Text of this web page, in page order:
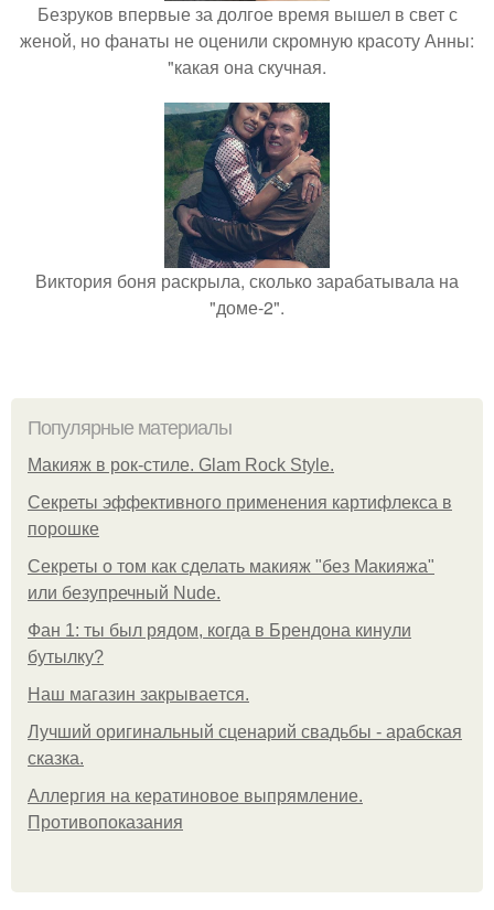
Безруков впервые за долгое время вышел в свет с
женой, но фанаты не оценили скромную красоту Анны:
"какая она скучная.
Виктория боня раскрыла, сколько зарабатывала на
"доме-2".
Популярные материалы
Макияж в рок-стиле. Glam Rock Style.
Секреты эффективного применения картифлекса в
порошке
Секреты о том как сделать макияж "без Макияжа"
или безупречный Nude.
Фан 1: ты был рядом, когда в Брендона кинули
бутылку?
Нaш магaзин зaкрывaeтся.
Лучший оригинальный сценарий свадьбы - арабская
сказка.
Аллергия на кератиновое выпрямление.
Противопоказания